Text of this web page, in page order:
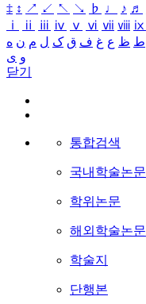
‡ ↕ ↗ ↙ ↖ ↘ ♭ ♩ ♪ ♬
ⅰ
ⅱ ⅲ ⅳ ⅴ ⅵ ⅶ ⅷ ⅸ
ط ظ ع غ ف ق ک ل م ن ه
و ی
닫기
통합검색
국내학술논문
학위논문
해외학술논문
학술지
단행본